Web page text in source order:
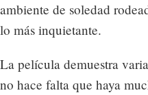
ambiente de soledad
lo más inquietante.
La película demuestra
no hace falta que haya